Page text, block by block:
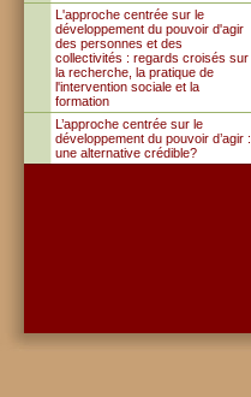
L'approche centrée sur le
développement du pouvoir d'agir
des personnes et des
collectivités : regards croisés sur
la recherche, la pratique de
l'intervention sociale et la
formation
L’approche centrée sur le
développement du pouvoir d’agir :
une alternative crédible?